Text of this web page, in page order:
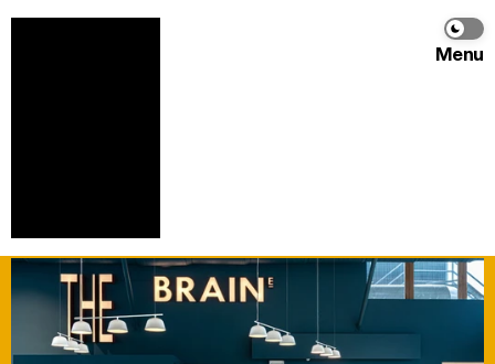
Menu